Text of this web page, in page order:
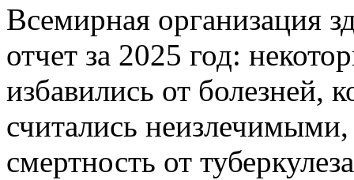
Всемирная организация
отчет за 2025 год:
избавились от болезней,
считались неизлечимыми,
смертность от